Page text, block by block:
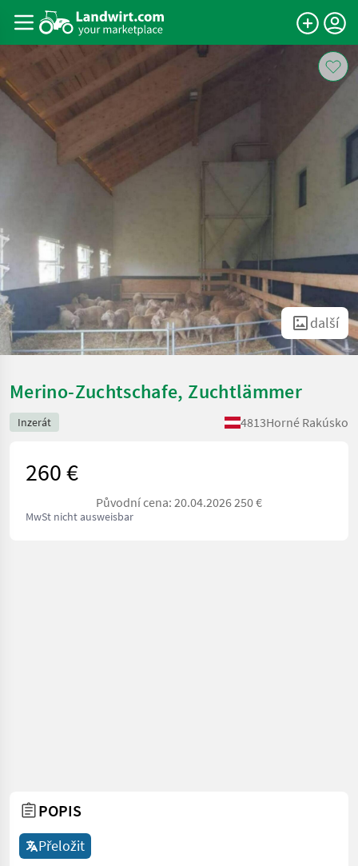
další
Merino-Zuchtschafe, Zuchtlämmer
Inzerát 4813Horné Rakúsko
260 €
Původní cena: 20.04.2026 250 €
MwSt nicht ausweisbar
POPIS
Přeložit